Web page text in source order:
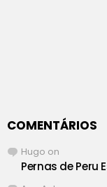
COMENTÁRIOS
Hugo on
Pernas de